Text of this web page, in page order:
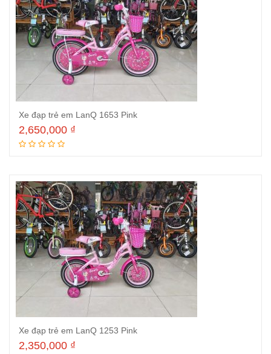
Xe đạp trẻ em LanQ 1653 Pink
2,650,000 ₫
Xe đạp trẻ em LanQ 1253 Pink
2,350,000 ₫